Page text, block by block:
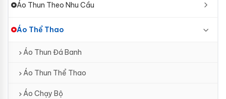
Áo Thun Theo Nhu Cầu
Áo Thể Thao
Áo Thun Đá Banh
Áo Thun Thể Thao
Áo Chạy Bộ